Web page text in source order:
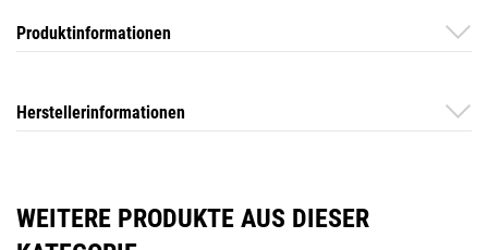
Produktinformationen
Herstellerinformationen
WEITERE PRODUKTE AUS DIESER